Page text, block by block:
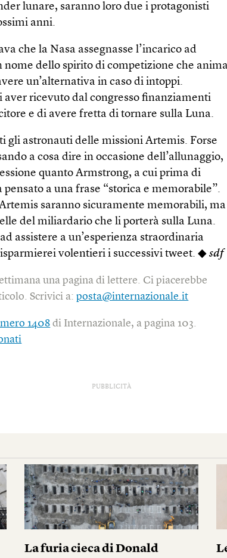
lunare, saranno loro due i protagonisti
anni.
che la Nasa assegnasse l’incarico ad
nome dello spirito di competizione che anima
un’alternativa in caso di intoppi.
aver ricevuto dal congresso finanziamenti
e di avere fretta di tornare sulla Luna.
gli astronauti delle missioni Artemis. Forse
a cosa dire in occasione dell’allunaggio,
quanto Armstrong, a cui prima di
pensato a una frase “storica e memorabile”.
saranno sicuramente memorabili, ma
del miliardario che li porterà sulla Luna.
assistere a un’esperienza straordinaria
volentieri i successivi tweet. ◆sdf
una pagina di lettere. Ci piacerebbe
Scrivici a:posta@internazionale.it
1408 di Internazionale, a pagina 103.
PUBBLICITÀ
La furia cieca di Donald